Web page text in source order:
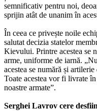
semnificativ pentru noi,
sprijin atât de unanim în
În ceea ce privește noile
salutat decizia statelor
Kievului. Printre acestea se
arme, uniforme de iarnă.
acestea se numără și
Toate acestea vor fi livrate
noastre armate”.
Serghei Lavrov cere